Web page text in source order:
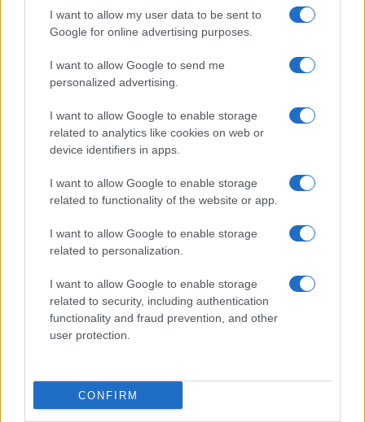
I want to allow my user data to be sent to
Google for online advertising purposes.
I want to allow Google to send me
personalized advertising.
I want to allow Google to enable storage
related to analytics like cookies on web or
device identifiers in apps.
I want to allow Google to enable storage
related to functionality of the website or app.
I want to allow Google to enable storage
related to personalization.
I want to allow Google to enable storage
related to security, including authentication
functionality and fraud prevention, and other
user protection.
CONFIRM
Sigue leyendo